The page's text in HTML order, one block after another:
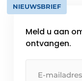
NIEUWSBRIEF
Meld u aan
ontvangen.